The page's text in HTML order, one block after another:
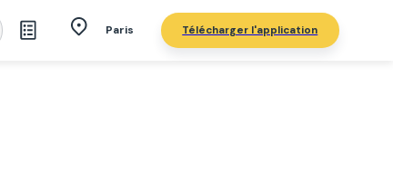
Paris Télécharger l'application